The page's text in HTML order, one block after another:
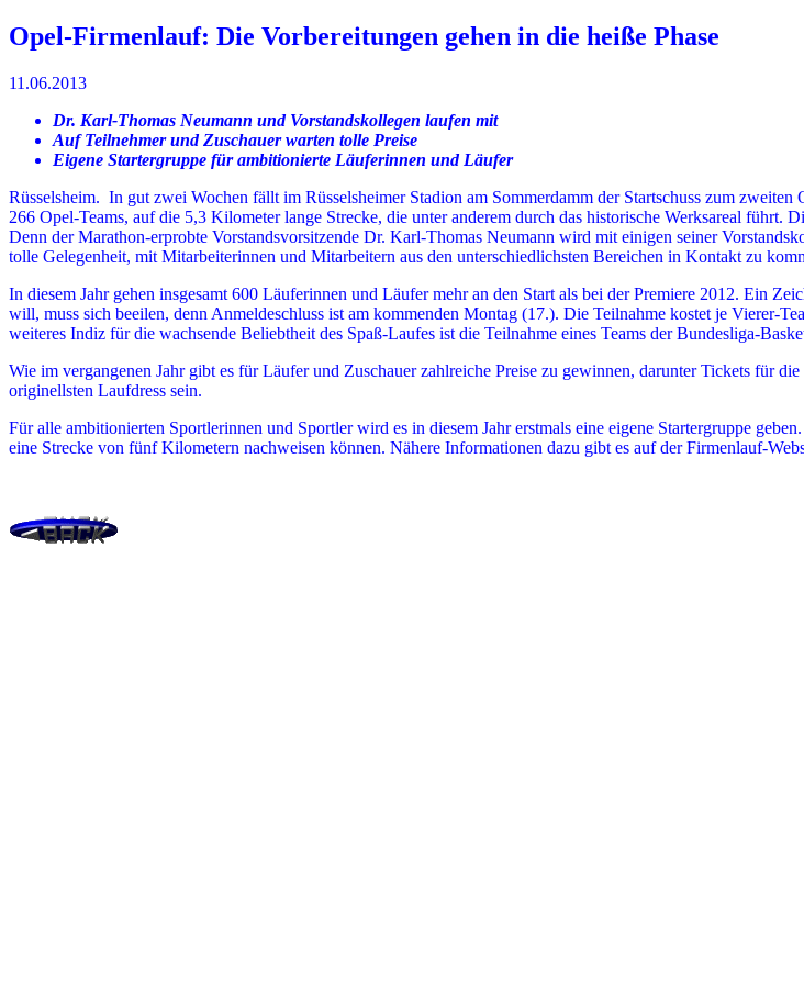
Opel-Firmenlauf: Die Vorbereitungen gehen in die heiße Phase
11.06.2013
Dr. Karl-Thomas Neumann und Vorstandskollegen laufen mit
Auf Teilnehmer und Zuschauer warten tolle Preise
Eigene Startergruppe für ambitionierte Läuferinnen und Läufer
Rüsselsheim. In gut zwei Wochen fällt im Rüsselsheimer Stadion am Sommerdamm der Startschuss zum
266 Opel-Teams, auf die 5,3 Kilometer lange Strecke, die unter anderem durch das historische Werksareal führt.
Denn der Marathon-erprobte Vorstandsvorsitzende Dr. Karl-Thomas Neumann wird mit einigen seiner
tolle Gelegenheit, mit Mitarbeiterinnen und Mitarbeitern aus den unterschiedlichsten Bereichen in Kontakt zu
In diesem Jahr gehen insgesamt 600 Läuferinnen und Läufer mehr an den Start als bei der Premiere 2012. Ein
will, muss sich beeilen, denn Anmeldeschluss ist am kommenden Montag (17.). Die Teilnahme kostet je Vierer-
weiteres Indiz für die wachsende Beliebtheit des Spaß-Laufes ist die Teilnahme eines Teams der Bundesliga-
Wie im vergangenen Jahr gibt es für Läufer und Zuschauer zahlreiche Preise zu gewinnen, darunter Tickets für
originellsten Laufdress sein.
Für alle ambitionierten Sportlerinnen und Sportler wird es in diesem Jahr erstmals eine eigene Startergruppe
eine Strecke von fünf Kilometern nachweisen können. Nähere Informationen dazu gibt es auf der Firmenlauf-